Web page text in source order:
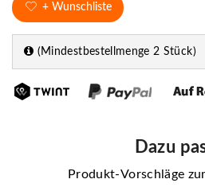
+ Wunschliste
(Mindestbestellmenge 2 Stück)
Dazu
Produkt-Vorschläge